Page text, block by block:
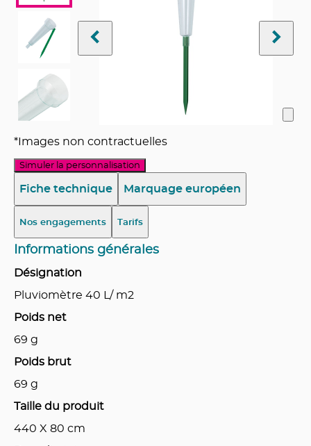
*Images non contractuelles
Simuler la personnalisation
Fiche technique Marquage européen
Nos engagements Tarifs
Informations générales
Désignation
Pluviomètre 40 L/ m2
Poids net
69 g
Poids brut
69 g
Taille du produit
440 X 80 cm